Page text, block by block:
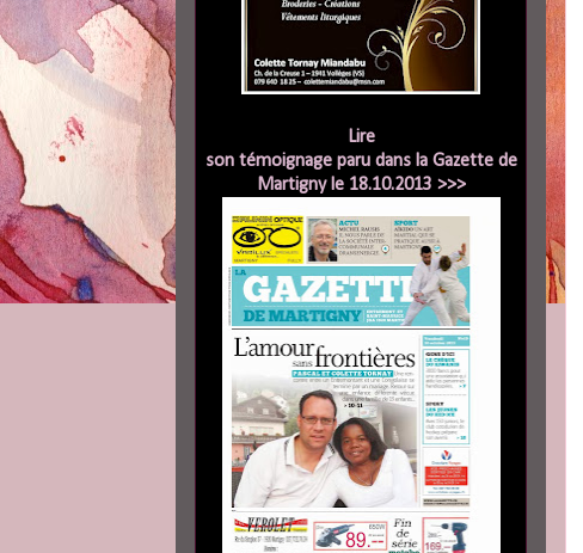
Lire
son témoignage paru dans la Gazette de
Martigny le 18.10.2013 >>>